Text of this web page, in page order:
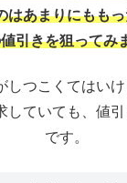
はあまりにもも
引きを狙ってみ
しつこくてはい
していても、値
です。